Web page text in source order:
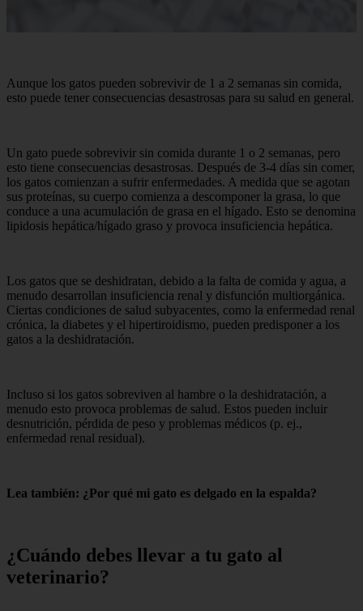
Aunque los gatos pueden sobrevivir de 1 a 2 semanas sin comida,
esto puede tener consecuencias desastrosas para su salud en general.
Un gato puede sobrevivir sin comida durante 1 o 2 semanas, pero
esto tiene consecuencias desastrosas. Después de 3-4 días sin comer,
los gatos comienzan a sufrir enfermedades. A medida que se agotan
sus proteínas, su cuerpo comienza a descomponer la grasa, lo que
conduce a una acumulación de grasa en el hígado. Esto se denomina
lipidosis hepática/hígado graso y provoca insuficiencia hepática.
Los gatos que se deshidratan, debido a la falta de comida y agua, a
menudo desarrollan insuficiencia renal y disfunción multiorgánica.
Ciertas condiciones de salud subyacentes, como la enfermedad renal
crónica, la diabetes y el hipertiroidismo, pueden predisponer a los
gatos a la deshidratación.
Incluso si los gatos sobreviven al hambre o la deshidratación, a
menudo esto provoca problemas de salud. Estos pueden incluir
desnutrición, pérdida de peso y problemas médicos (p. ej.,
enfermedad renal residual).
Lea también: ¿Por qué mi gato es delgado en la espalda?
¿Cuándo debes llevar a tu gato al
veterinario?